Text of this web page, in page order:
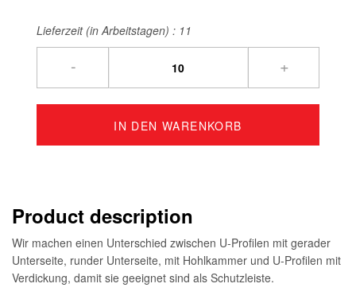
Lieferzeit (in Arbeitstagen) : 11
- +
IN DEN WARENKORB
Product description
Wir machen einen Unterschied zwischen U-Profilen mit gerader
Unterseite, runder Unterseite, mit Hohlkammer und U-Profilen mit
Verdickung, damit sie geeignet sind als Schutzleiste.